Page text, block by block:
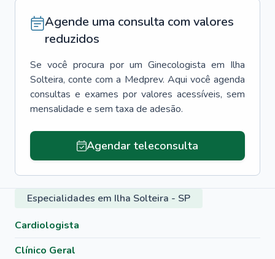
Agende uma consulta com valores
reduzidos
Se você procura por um Ginecologista em Ilha
Solteira, conte com a Medprev. Aqui você agenda
consultas e exames por valores acessíveis, sem
mensalidade e sem taxa de adesão.
Agendar teleconsulta
Especialidades em Ilha Solteira - SP
Cardiologista
Clínico Geral